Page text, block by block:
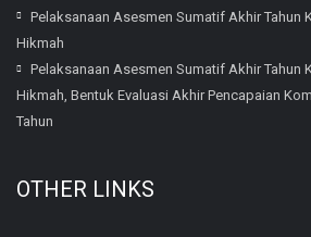
Pelaksanaan Asesmen Sumatif Akhir Tahun
Hikmah
Pelaksanaan Asesmen Sumatif Akhir Tahun
Hikmah, Bentuk Evaluasi Akhir Pencapaian
Tahun
OTHER LINKS